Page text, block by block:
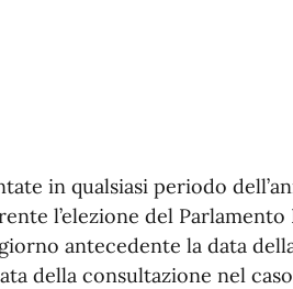
in qualsiasi periodo
l’elezione del Parlamento
antecedente la data
della consultazione nel